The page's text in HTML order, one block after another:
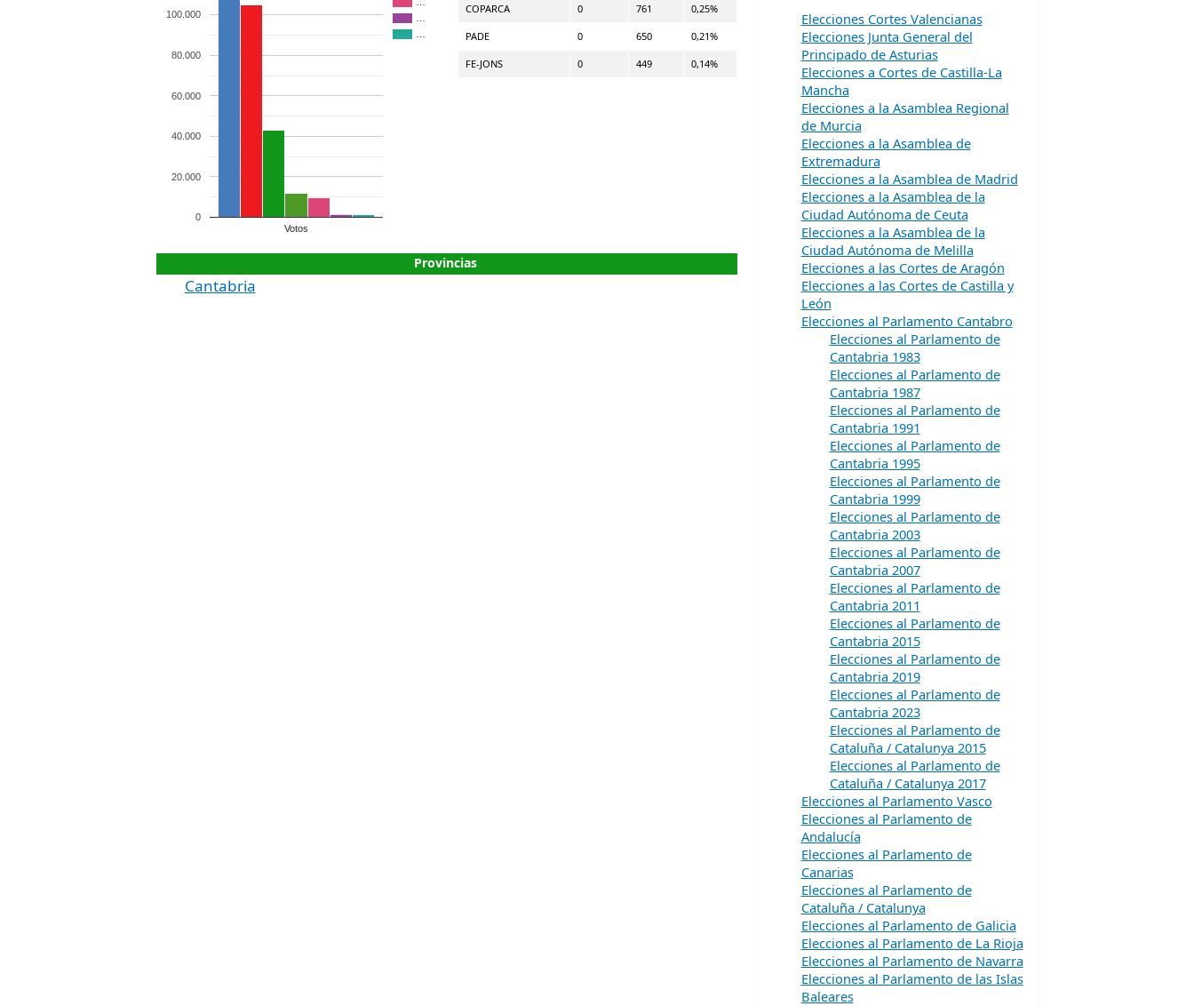
Votos
0
20.000
40.000
60.000
80.000
100.000 COPARCA 0 761 0,25%
PADE 0 650 0,21%
FE-JONS 0 449 0,14%
Provincias
Cantabria
Elecciones Cortes Valencianas
Elecciones Junta General del
Principado de Asturias
Elecciones a Cortes de Castilla-La
Mancha
Elecciones a la Asamblea Regional
de Murcia
Elecciones a la Asamblea de
Extremadura
Elecciones a la Asamblea de Madrid
Elecciones a la Asamblea de la
Ciudad Autónoma de Ceuta
Elecciones a la Asamblea de la
Ciudad Autónoma de Melilla
Elecciones a las Cortes de Aragón
Elecciones a las Cortes de Castilla y
León
Elecciones al Parlamento Cantabro
Elecciones al Parlamento de
Cantabria 1983
Elecciones al Parlamento de
Cantabria 1987
Elecciones al Parlamento de
Cantabria 1991
Elecciones al Parlamento de
Cantabria 1995
Elecciones al Parlamento de
Cantabria 1999
Elecciones al Parlamento de
Cantabria 2003
Elecciones al Parlamento de
Cantabria 2007
Elecciones al Parlamento de
Cantabria 2011
Elecciones al Parlamento de
Cantabria 2015
Elecciones al Parlamento de
Cantabria 2019
Elecciones al Parlamento de
Cantabria 2023
Elecciones al Parlamento de
Cataluña / Catalunya 2015
Elecciones al Parlamento de
Cataluña / Catalunya 2017
Elecciones al Parlamento Vasco
Elecciones al Parlamento de
Andalucía
Elecciones al Parlamento de
Canarias
Elecciones al Parlamento de
Cataluña / Catalunya
Elecciones al Parlamento de Galicia
Elecciones al Parlamento de La Rioja
Elecciones al Parlamento de Navarra
Elecciones al Parlamento de las Islas
Baleares